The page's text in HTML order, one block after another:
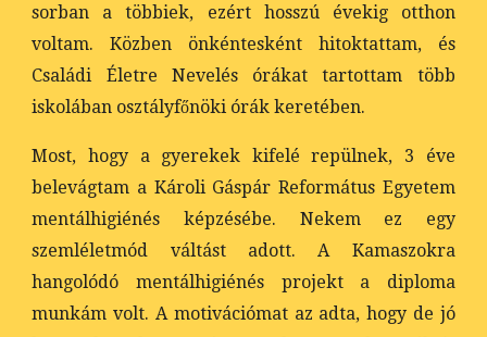
sorban a többiek, ezért hosszú évekig otthon
voltam. Közben önkéntesként hitoktattam, és
Családi Életre Nevelés órákat tartottam több
iskolában osztályfőnöki órák keretében.
Most, hogy a gyerekek kifelé repülnek, 3 éve
belevágtam a Károli Gáspár Református Egyetem
mentálhigiénés képzésébe. Nekem ez egy
szemléletmód váltást adott. A Kamaszokra
hangolódó mentálhigiénés projekt a diploma
munkám volt. A motivációmat az adta, hogy de jó